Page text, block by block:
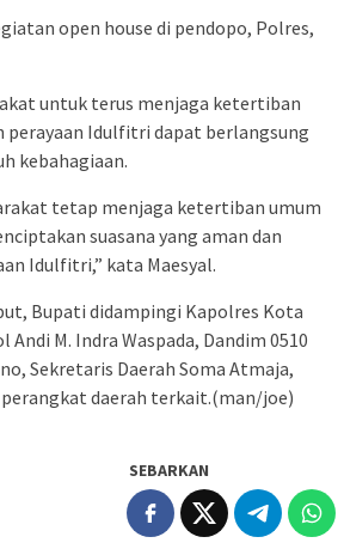
open house di pendopo, Polres,
untuk terus menjaga ketertiban
perayaan Idulfitri dapat berlangsung
kebahagiaan.
tetap menjaga ketertiban umum
suasana yang aman dan
Idulfitri,” kata Maesyal.
Bupati didampingi Kapolres Kota
Andi M. Indra Waspada, Dandim 0510
Sekretaris Daerah Soma Atmaja,
daerah terkait.(man/joe)
SEBARKAN